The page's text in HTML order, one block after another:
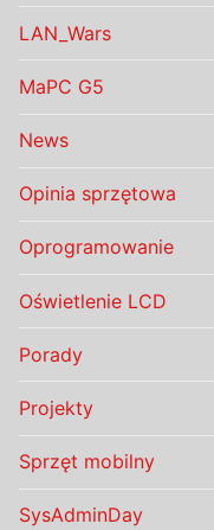
LAN_Wars
MaPC G5
News
Opinia sprzętowa
Oprogramowanie
Oświetlenie LCD
Porady
Projekty
Sprzęt mobilny
SysAdminDay